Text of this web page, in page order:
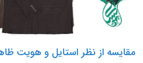
مقایسه از نظر استایل و هویت